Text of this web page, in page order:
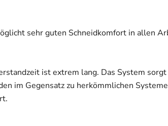
sehr guten Schneidkomfort in allen
ist extrem lang. Das System
im Gegensatz zu herkömmlichen